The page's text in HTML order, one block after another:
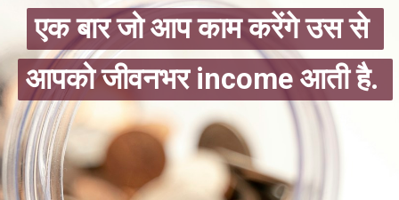
एक बार जो आप काम करेंगे उस से
आपको जीवनभर income आती है.
एक बार जो आप काम करेंगे उस से
आपको जीवनभर income आती है.